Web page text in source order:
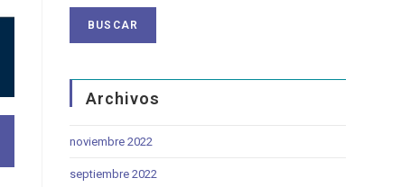
Archivos
noviembre 2022
septiembre 2022